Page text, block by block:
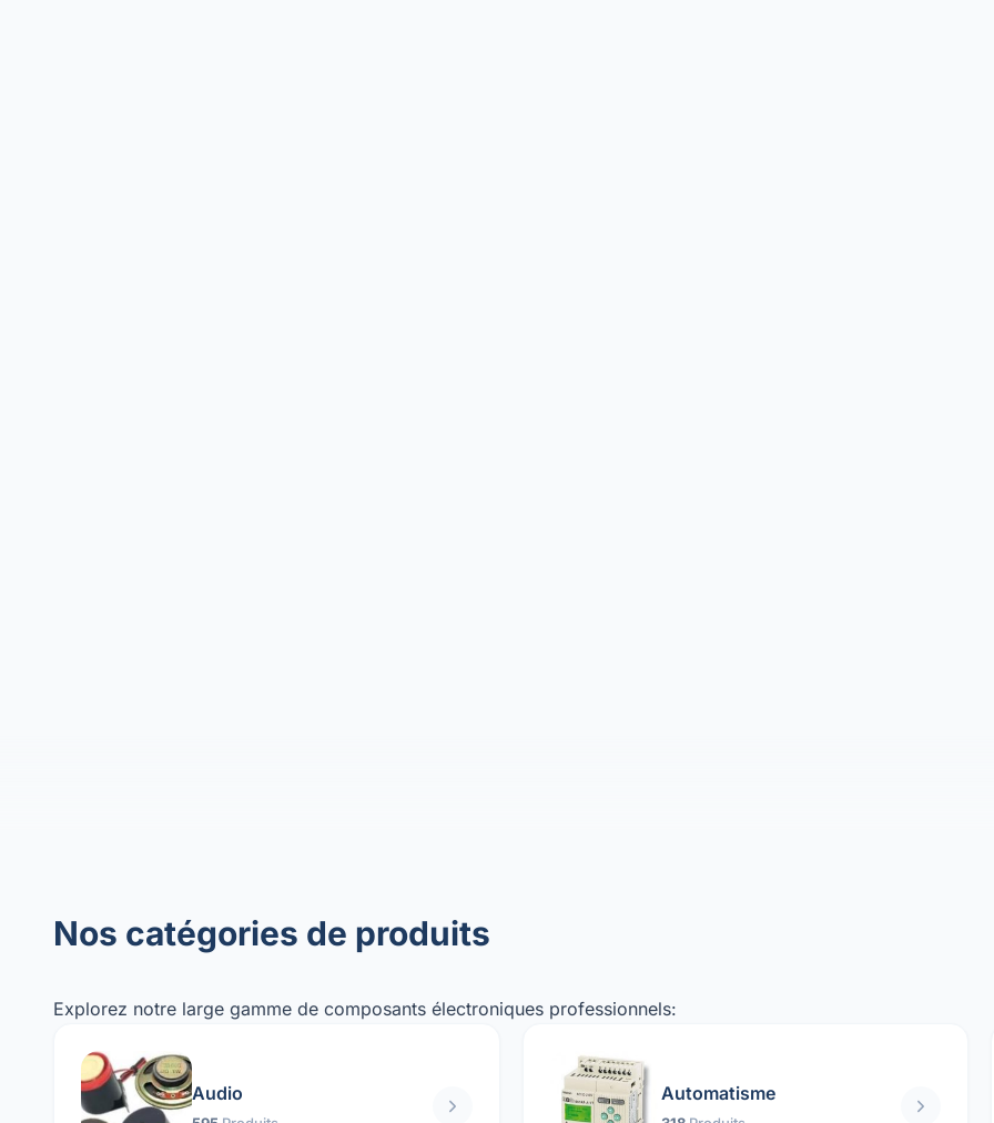
Nos catégories de produits
Explorez notre large gamme de composants électroniques professionnels:
Audio Automatisme